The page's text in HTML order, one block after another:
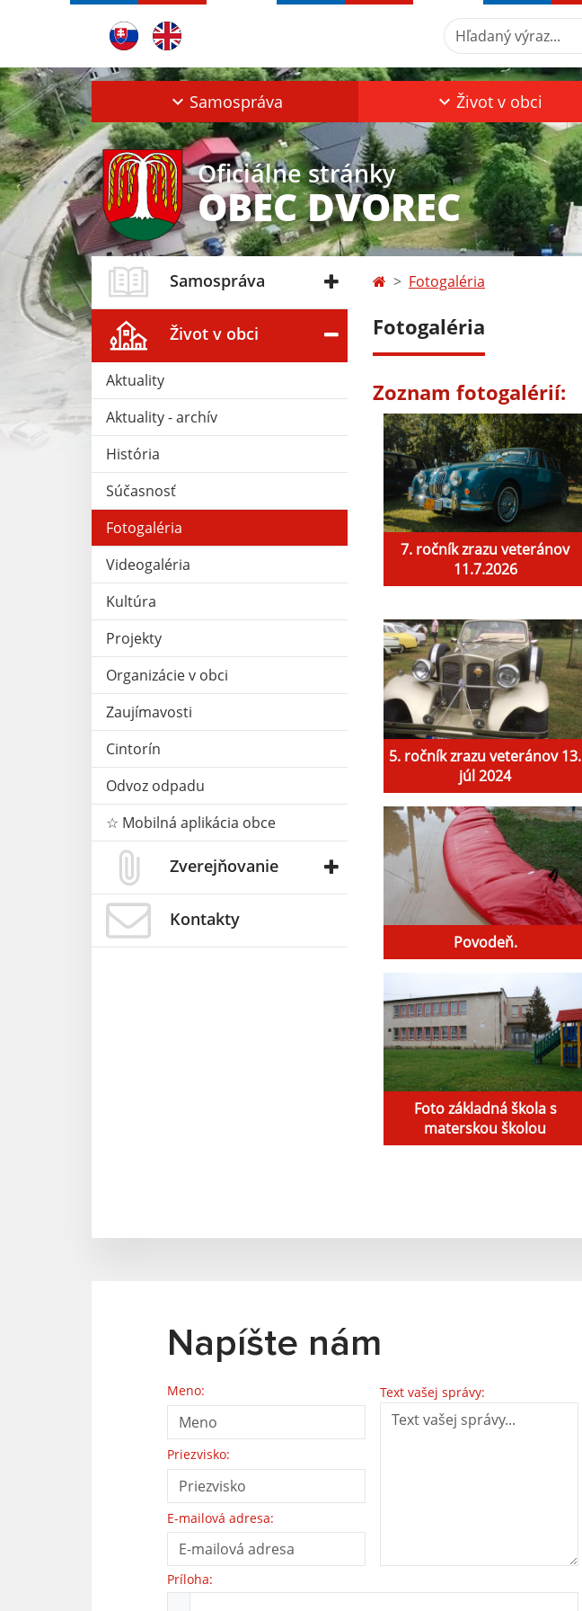
Hľadaný výraz...
Samospráva Život v obci
Oficiálne stránky
OBEC DVOREC
Samospráva
Život v obci
Aktuality
Aktuality - archív
História
Súčasnosť
Fotogaléria
Videogaléria
Kultúra
Projekty
Organizácie v obci
Zaujímavosti
Cintorín
Odvoz odpadu
☆ Mobilná aplikácia obce
Zverejňovanie
Kontakty
Fotogaléria
Fotogaléria
Zoznam fotogalérií:
7. ročník zrazu veteránov
11.7.2026
5. ročník zrazu veteránov 13.
júl 2024
Povodeň.
Foto základná škola s
materskou školou
Napíšte nám
Meno:
Priezvisko:
E-mailová adresa:
Text vašej správy:
Príloha: